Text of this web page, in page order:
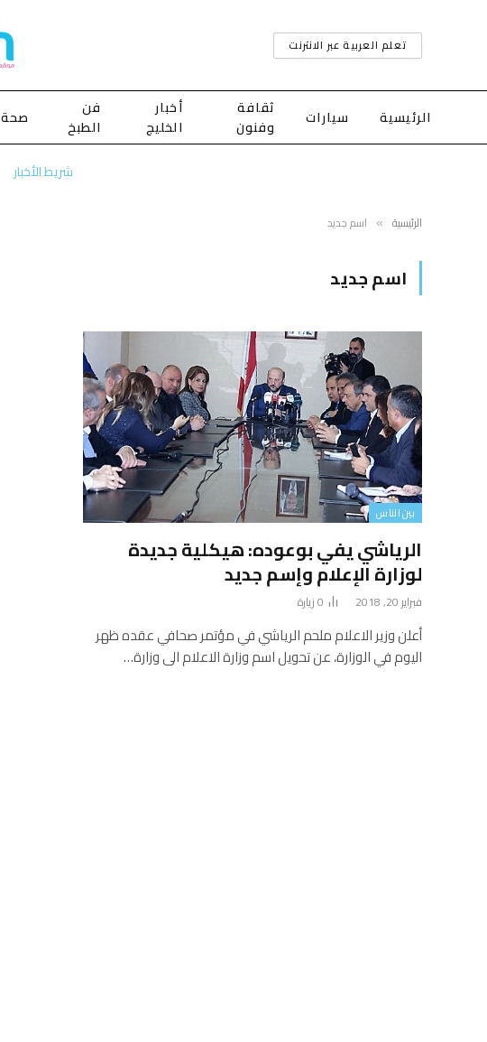
تعلم العربية عبر الانترنت
الرئيسية سيارات
ثقافة
وفنون
أخبار
الخليج
فن
الطبخ
صحة
شريط الأخبار
الرئيسية » اسم جديد
اسم جديد
بين الناس
الرياشي يفي بوعوده: هيكلية جديدة
لوزارة الإعلام وإسم جديد
فبراير 20, 2018 0زيارة
أعلن وزير الاعلام ملحم الرياشي في مؤتمر صحافي عقده ظهر
اليوم في الوزارة، عن تحويل اسم وزارة الاعلام الى وزارة…